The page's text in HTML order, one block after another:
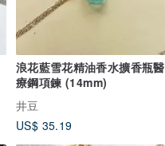
浪花藍雪花精油香水擴香瓶醫
療鋼項鍊 (14mm)
井豆
US$ 35.19